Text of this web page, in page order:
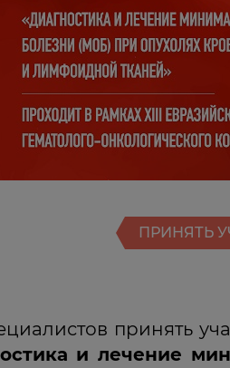
ПРИНЯТЬ
принять
и лечение